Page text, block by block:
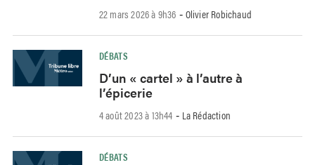
22 mars 2026 à 9h36 - Olivier Robichaud
DÉBATS
D’un « cartel » à l’autre à
l’épicerie
4 août 2023 à 13h44 - La Rédaction
DÉBATS